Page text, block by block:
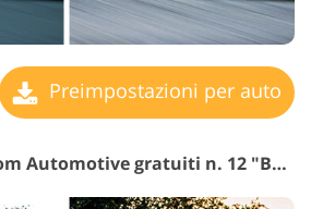
Preimpostazioni per auto
Preset per Lightroom Automotive gratuiti n. 12 "Bang"